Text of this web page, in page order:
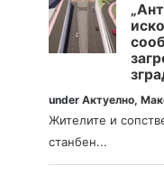
underАктуелно,
Жителите и
станбен...